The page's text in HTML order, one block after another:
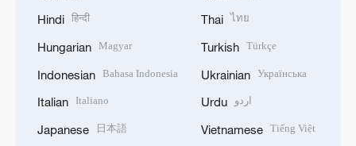
Hindi हिन्दी
Hungarian Magyar
Indonesian Bahasa Indonesia
Italian Italiano
Japanese 日本語
Thai ไทย
Turkish Türkçe
Ukrainian Українська
Urdu اردو
Vietnamese Tiếng Việt